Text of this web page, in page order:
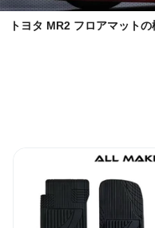
トヨタ MR2 フロアマット